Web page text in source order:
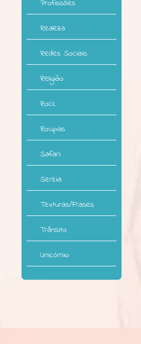
Profissões
Realeza
Redes Sociais
Religião
Rock
Roupas
Safari
Sereia
Texturas/Frases
Trânsito
Unicórnio